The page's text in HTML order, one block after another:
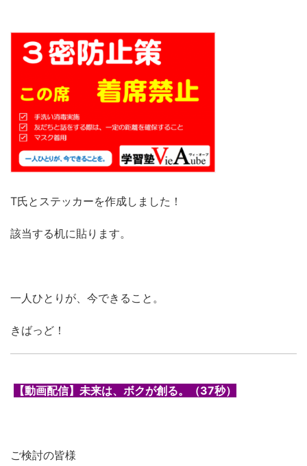
T氏とステッカーを作成しました！
該当する机に貼ります。
一人ひとりが、今できること。
きばっど！
【動画配信】未来は、ボクが創る。（37秒）
ご検討の皆様